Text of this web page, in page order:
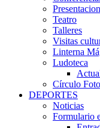
Teatro
Talleres
Visitas
Linterna
Ludoteca
Círculo
DEPORTES
Noticias
Formulario